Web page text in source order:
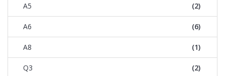
A5 (2)
A6 (6)
A8 (1)
Q3 (2)